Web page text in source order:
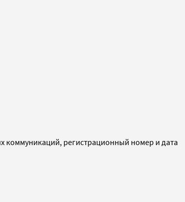
коммуникаций, регистрационный номер и дата